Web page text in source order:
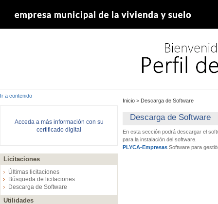
Ir a contenido
Acceda a más información con su
certificado digital
Licitaciones
Últimas licitaciones
Búsqueda de licitaciones
Descarga de Software
Utilidades
Inicio > Descarga de Software
Descarga de Software
En esta sección podrá descargar el
para la instalación del software.
PLYCA-Empresas Software para